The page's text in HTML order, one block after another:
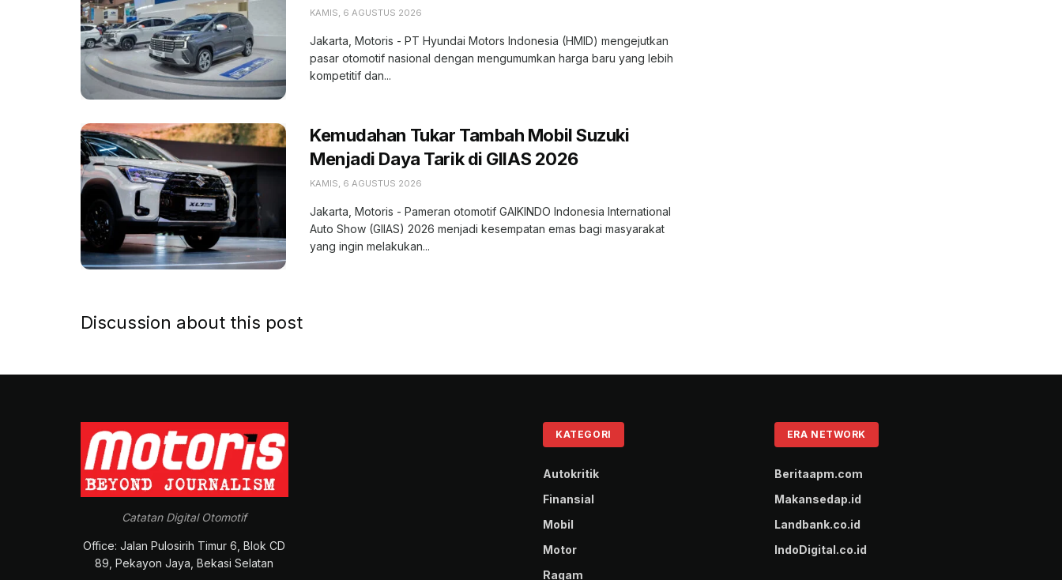
KAMIS, 6 AGUSTUS 2026
Jakarta, Motoris - PT Hyundai Motors Indonesia (HMID) mengejutkan
pasar otomotif nasional dengan mengumumkan harga baru yang lebih
kompetitif dan...
Kemudahan Tukar Tambah Mobil Suzuki
Menjadi Daya Tarik di GIIAS 2026
KAMIS, 6 AGUSTUS 2026
Jakarta, Motoris - Pameran otomotif GAIKINDO Indonesia International
Auto Show (GIIAS) 2026 menjadi kesempatan emas bagi masyarakat
yang ingin melakukan...
Discussion about this post
Catatan Digital Otomotif
Office: Jalan Pulosirih Timur 6, Blok CD
89, Pekayon Jaya, Bekasi Selatan
KATEGORI
Autokritik
Finansial
Mobil
Motor
Ragam
ERA NETWORK
Beritaapm.com
Makansedap.id
Landbank.co.id
IndoDigital.co.id